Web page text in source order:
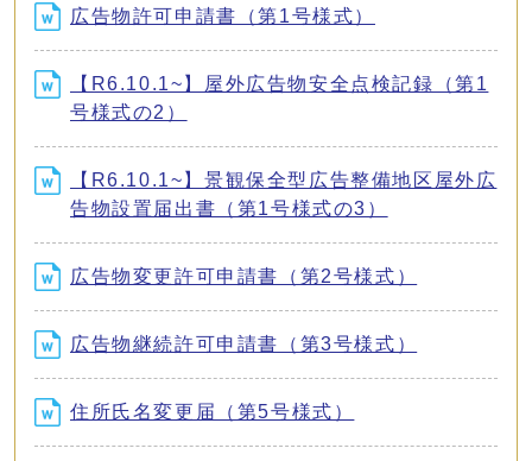
広告物許可申請書（第1号様式）
【R6.10.1~】屋外広告物安全点検記録（第1
号様式の2）
【R6.10.1~】景観保全型広告整備地区屋外広
告物設置届出書（第1号様式の3）
広告物変更許可申請書（第2号様式）
広告物継続許可申請書（第3号様式）
住所氏名変更届（第5号様式）